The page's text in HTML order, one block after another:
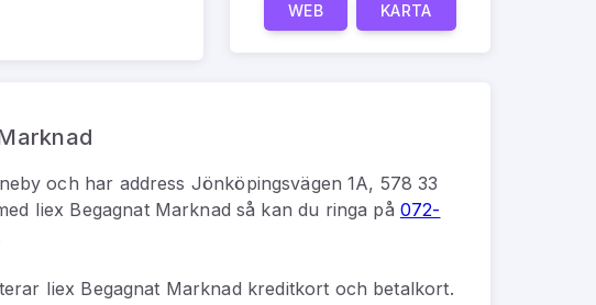
WEB KARTA
och har address Jönköpingsvägen 1A, 578 33
Iiex Begagnat Marknad så kan du ringa på 072-
Iiex Begagnat Marknad kreditkort och betalkort.